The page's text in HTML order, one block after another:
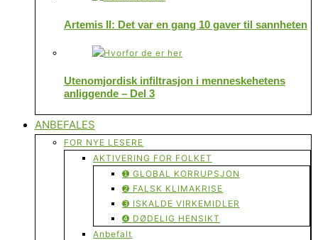
Artemis II: Det var en gang 10 gaver til sannheten
Utenomjordisk infiltrasjon i menneskehetens
anliggende – Del 3
ANBEFALES
FOR NYE LESERE
AKTIVERING FOR FOLKET
➊ GLOBAL KORRUPSJON
➋ FALSK KLIMAKRISE
➌ ISKALDE VIRKEMIDLER
➍ DØDELIG HENSIKT
Anbefalt